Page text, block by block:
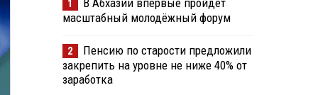
1
В Абхазии впервые пройдёт
масштабный молодёжный форум
2
Пенсию по старости предложили
закрепить на уровне не ниже 40% от
заработка